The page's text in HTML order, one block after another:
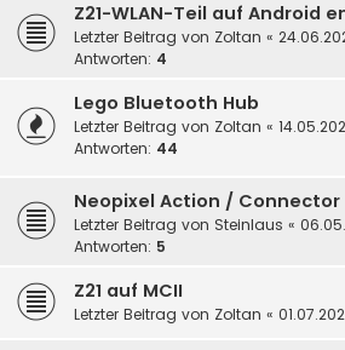
Z21-WLAN-Teil auf Android
Letzter Beitrag von Zoltan «
Antworten: 4
Lego Bluetooth Hub
Letzter Beitrag von Zoltan «
Antworten: 44
Neopixel Action / Connector
Letzter Beitrag von Steinlaus «
Antworten: 5
Z21 auf MCII
Letzter Beitrag von Zoltan «